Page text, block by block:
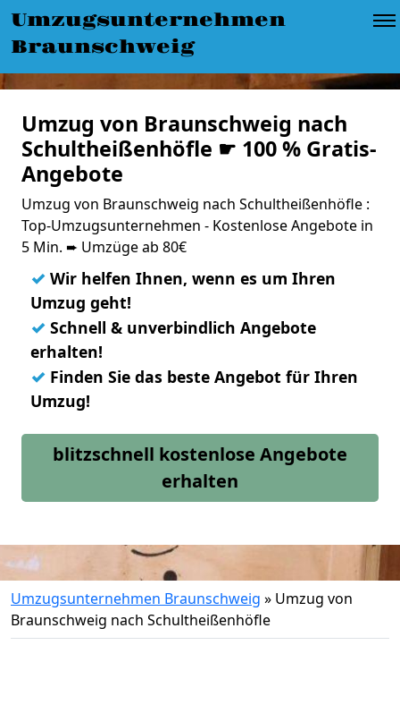
Umzugsunternehmen
Braunschweig
Umzug von Braunschweig nach
Schultheißenhöfle ☛ 100 % Gratis-
Angebote
Umzug von Braunschweig nach Schultheißenhöfle :
Top-Umzugsunternehmen - Kostenlose Angebote in
5 Min. ➨ Umzüge ab 80€
✓ Wir helfen Ihnen, wenn es um Ihren
Umzug geht!
✓ Schnell & unverbindlich Angebote
erhalten!
✓ Finden Sie das beste Angebot für Ihren
Umzug!
blitzschnell kostenlose Angebote
erhalten
Umzugsunternehmen Braunschweig » Umzug von
Braunschweig nach Schultheißenhöfle